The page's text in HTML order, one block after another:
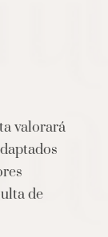
valorará
de